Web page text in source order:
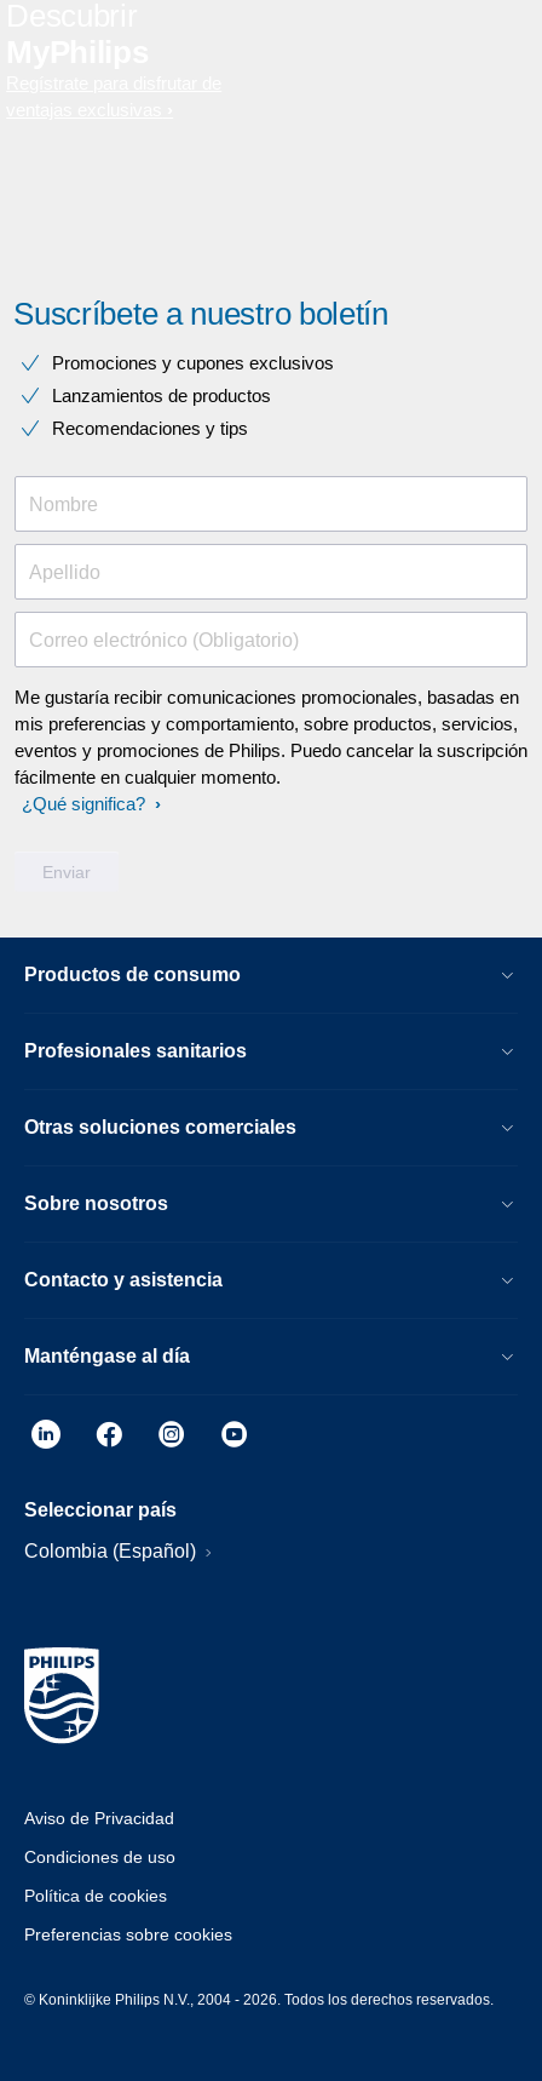
Suscríbete a nuestro boletín
Promociones y cupones exclusivos
Lanzamientos de productos
Recomendaciones y tips
Nombre
Apellido
Correo electrónico (Obligatorio)
Me gustaría recibir comunicaciones promocionales, basadas en
mis preferencias y comportamiento, sobre productos, servicios,
eventos y promociones de Philips. Puedo cancelar la suscripción
fácilmente en cualquier momento.
¿Qué significa?
Productos de consumo
Profesionales sanitarios
Otras soluciones comerciales
Sobre nosotros
Contacto y asistencia
Manténgase al día
Seleccionar país
Colombia (Español)
Aviso de Privacidad
Condiciones de uso
Política de cookies
Preferencias sobre cookies
© Koninklijke Philips N.V., 2004 - 2026. Todos los derechos reservados.